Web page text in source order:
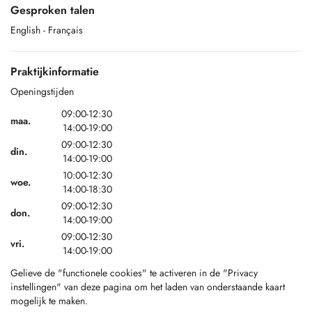
Gesproken talen
English - Français
Praktijkinformatie
Openingstijden
maa.
09:00-12:30
14:00-19:00
din.
09:00-12:30
14:00-19:00
woe.
10:00-12:30
14:00-18:30
don.
09:00-12:30
14:00-19:00
vri.
09:00-12:30
14:00-19:00
Gelieve de "functionele cookies" te activeren in de "Privacy
instellingen" van deze pagina om het laden van onderstaande kaart
mogelijk te maken.